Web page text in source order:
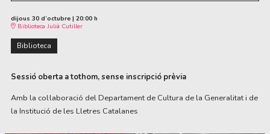
dijous 30 d’octubre | 20:00 h
Biblioteca Julià Cutiller
Biblioteca
Sessió oberta a tothom, sense inscripció prèvia
Amb la col·laboració del Departament de Cultura de la Generalitat i de
la Institució de les Lletres Catalanes